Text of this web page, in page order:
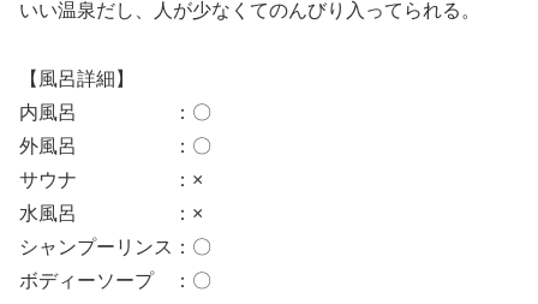
いい温泉だし、人が少なくてのんびり入ってられる。
【風呂詳細】
内風呂 ：〇
外風呂 ：〇
サウナ ：×
水風呂 ：×
シャンプーリンス：〇
ボディーソープ ：〇